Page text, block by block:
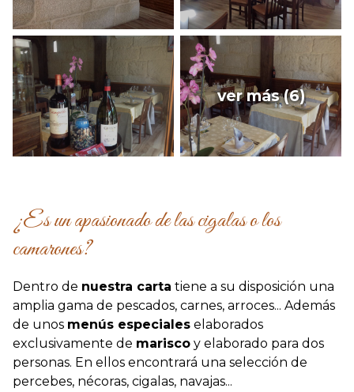
ver más (6)
¿Es un apasionado de las cigalas o los
camarones?
Dentro de nuestra carta tiene a su disposición una
amplia gama de pescados, carnes, arroces... Además
de unos menús especiales elaborados
exclusivamente de marisco y elaborado para dos
personas. En ellos encontrará una selección de
percebes, nécoras, cigalas, navajas...